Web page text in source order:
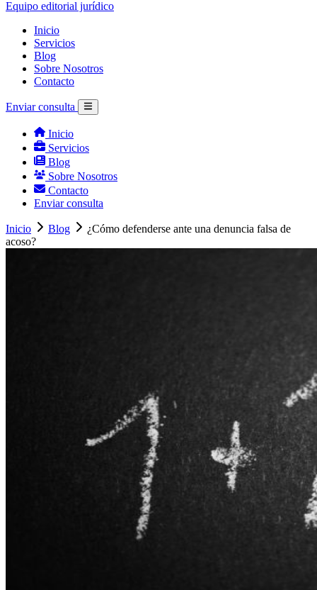
Equipo editorial jurídico
Inicio
Servicios
Blog
Sobre Nosotros
Contacto
Enviar consulta
Inicio
Servicios
Blog
Sobre Nosotros
Contacto
Enviar consulta
Inicio Blog
¿Cómo defenderse ante una denuncia falsa de
acoso?